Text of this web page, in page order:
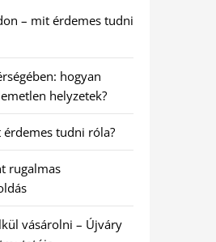
– mit érdemes tudni
hogyan
helyzetek?
tudni róla?
rugalmas
vásárolni – Újváry